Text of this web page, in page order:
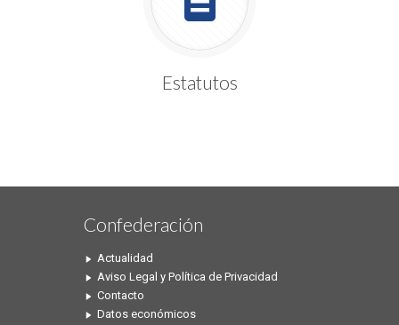
Estatutos
Confederación
Actualidad
Aviso Legal y Política de Privacidad
Contacto
Datos económicos